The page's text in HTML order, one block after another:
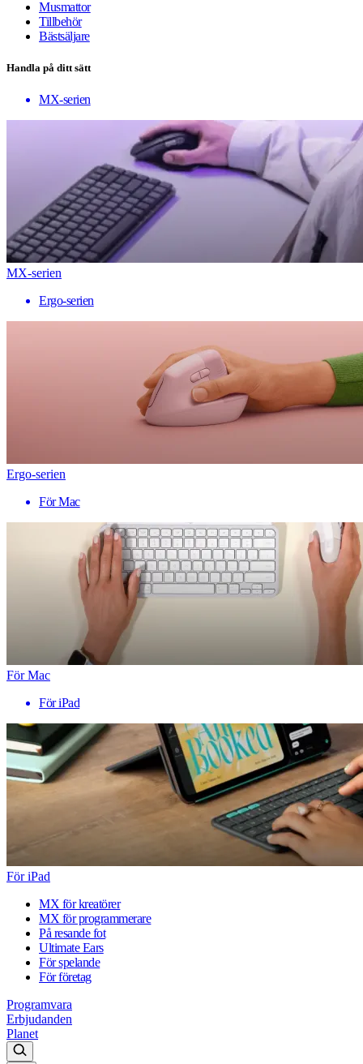
Musmattor
Tillbehör
Bästsäljare
Handla på ditt sätt
MX-serien
MX-serien
Ergo-serien
Ergo-serien
För Mac
För Mac
För iPad
För iPad
MX för kreatörer
MX för programmerare
På resande fot
Ultimate Ears
För spelande
För företag
Programvara
Erbjudanden
Planet